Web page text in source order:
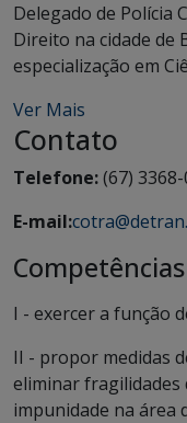
Delegado de Polícia
Direito na cidade de
especialização em
Ver Mais
Contato
Telefone:(67)
E-mail:
Competências
I - exercer a função
II - propor medidas
eliminar fragilidades
impunidade na área